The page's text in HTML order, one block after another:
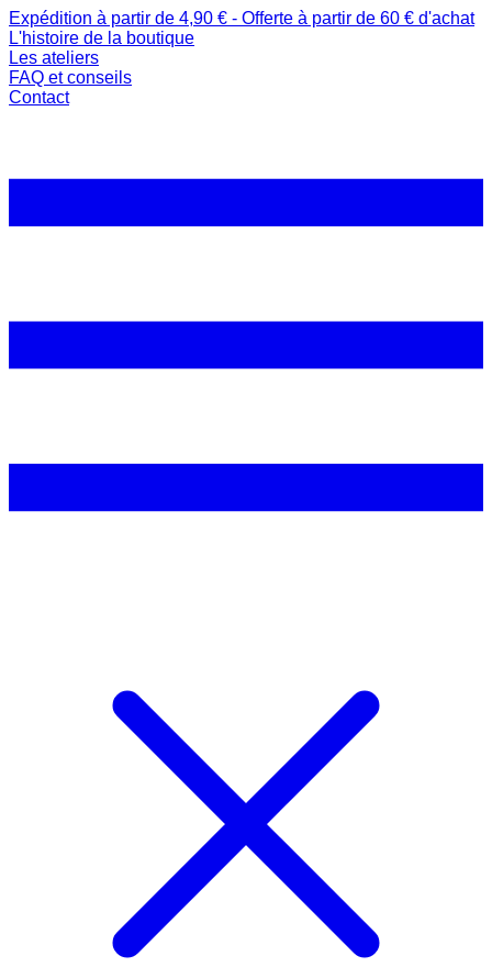
Expédition à partir de 4,90 € - Offerte à partir de 60 € d'achat
L'histoire de la boutique
Les ateliers
FAQ et conseils
Contact